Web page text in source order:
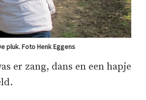
pluk. Foto Henk Eggens
er zang, dans en een hapje